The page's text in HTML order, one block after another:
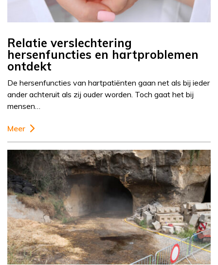
Relatie verslechtering
hersenfuncties en hartproblemen
ontdekt
De hersenfuncties van hartpatiënten gaan net als bij ieder
ander achteruit als zij ouder worden. Toch gaat het bij
mensen…
Meer